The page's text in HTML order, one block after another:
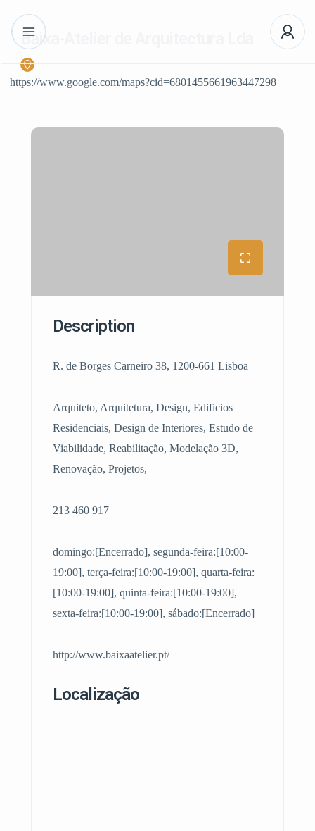
Baixa-Atelier de Arquitectura Lda
https://www.google.com/maps?cid=6801455661963447298
Description
R. de Borges Carneiro 38, 1200-661 Lisboa
Arquiteto, Arquitetura, Design, Edificios
Residenciais, Design de Interiores, Estudo de
Viabilidade, Reabilitação, Modelação 3D,
Renovação, Projetos,
213 460 917
domingo:[Encerrado], segunda-feira:[10:00-
19:00], terça-feira:[10:00-19:00], quarta-feira:
[10:00-19:00], quinta-feira:[10:00-19:00],
sexta-feira:[10:00-19:00], sábado:[Encerrado]
http://www.baixaatelier.pt/
Localização